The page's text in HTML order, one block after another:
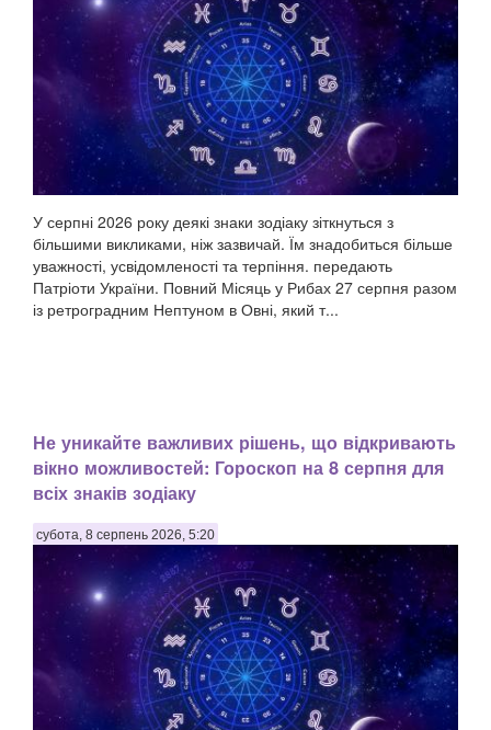
У серпні 2026 року деякі знаки зодіаку зіткнуться з
більшими викликами, ніж зазвичай. Їм знадобиться більше
уважності, усвідомленості та терпіння. передають
Патріоти України. Повний Місяць у Рибах 27 серпня разом
із ретроградним Нептуном в Овні, який т...
Не уникайте важливих рішень, що відкривають
вікно можливостей: Гороскоп на 8 серпня для
всіх знаків зодіаку
субота, 8 серпень 2026, 5:20